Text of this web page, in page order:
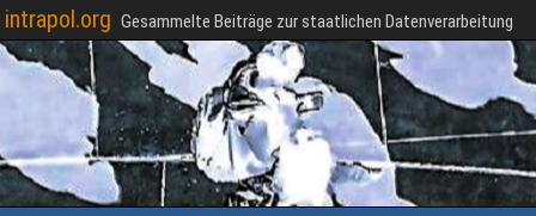
intrapol.org Gesammelte Beiträge zur staatlichen Datenverarbeitung